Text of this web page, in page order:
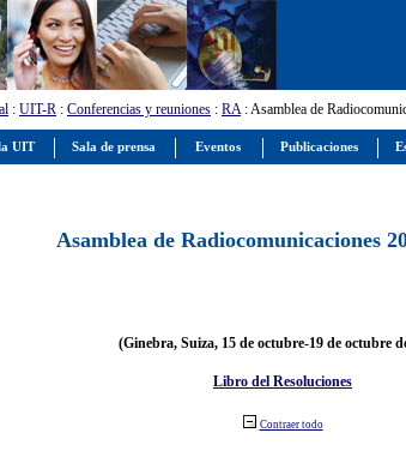
: UIT-R : Conferencias y reuniones : RA: Asamblea de
Asamblea de Radiocomunicaciones
(Ginebra, Suiza, 15 de octubre-19 de octubre
Libro del Resoluciones
Contraer todo
UIT Sala de prensa Eventos Publicaciones